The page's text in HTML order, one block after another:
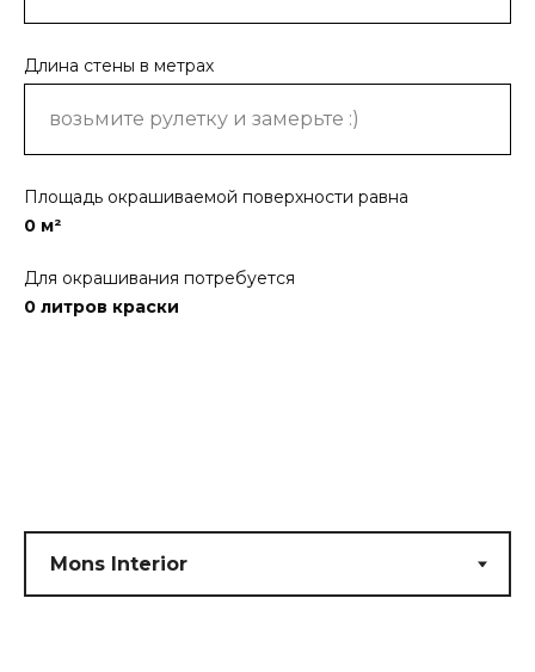
Длина стены в метрах
Площадь окрашиваемой поверхности равна
0 м²
Для окрашивания потребуется
0 литров краски